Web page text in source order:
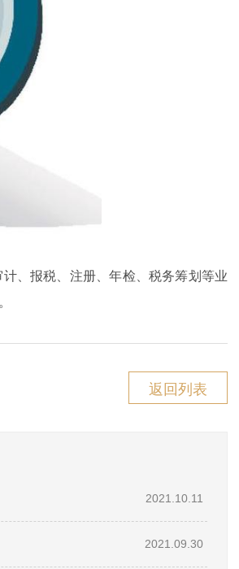
、报税、注册、年检、税务筹划等业
返回列表
2021.10.11
2021.09.30